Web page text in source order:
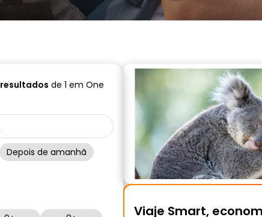
resultados de 1 em One
Depois de amanhã
Viaje Smart,